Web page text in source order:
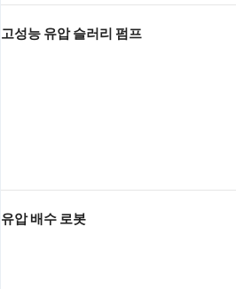
고성능 유압 슬러리 펌프
유압 배수 로봇